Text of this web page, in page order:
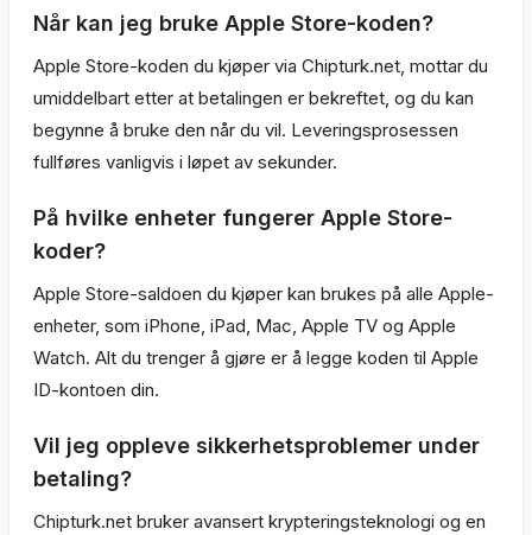
Når kan jeg bruke Apple Store-koden?
Apple Store-koden du kjøper via Chipturk.net, mottar du
umiddelbart etter at betalingen er bekreftet, og du kan
begynne å bruke den når du vil. Leveringsprosessen
fullføres vanligvis i løpet av sekunder.
På hvilke enheter fungerer Apple Store-
koder?
Apple Store-saldoen du kjøper kan brukes på alle Apple-
enheter, som iPhone, iPad, Mac, Apple TV og Apple
Watch. Alt du trenger å gjøre er å legge koden til Apple
ID-kontoen din.
Vil jeg oppleve sikkerhetsproblemer under
betaling?
Chipturk.net bruker avansert krypteringsteknologi og en